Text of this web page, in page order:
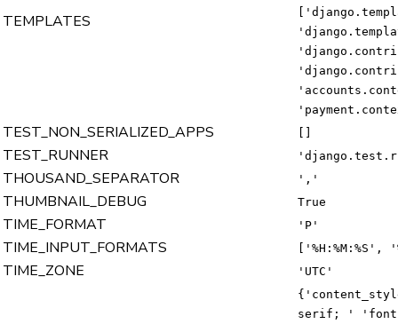
TEMPLATES
TEST_NON_SERIALIZED_APPS
TEST_RUNNER
THOUSAND_SEPARATOR ','
THUMBNAIL_DEBUG True
TIME_FORMAT 'P'
TIME_INPUT_FORMATS ['%H:%M:%S',
TIME_ZONE 'UTC'
serif; ' 'font-